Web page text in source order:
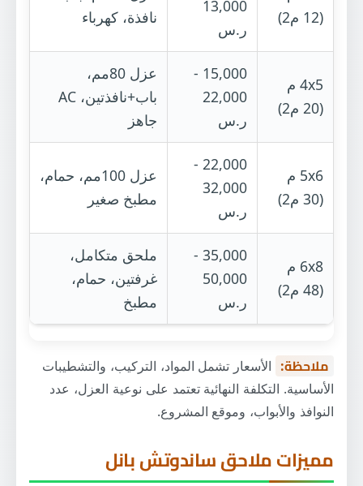
(12 م2)
13,000
ر.س
نافذة، كهرباء
4x5 م
(20 م2)
15,000 -
22,000
ر.س
عزل 80مم،
باب+نافذتين، AC
جاهز
5x6 م
(30 م2)
22,000 -
32,000
ر.س
عزل 100مم، حمام،
مطبخ صغير
6x8 م
(48 م2)
35,000 -
50,000
ر.س
ملحق متكامل،
غرفتين، حمام،
مطبخ
ملاحظة: الأسعار تشمل المواد، التركيب، والتشطيبات
الأساسية. التكلفة النهائية تعتمد على نوعية العزل، عدد
النوافذ والأبواب، وموقع المشروع.
مميزات ملاحق ساندوتش بانل